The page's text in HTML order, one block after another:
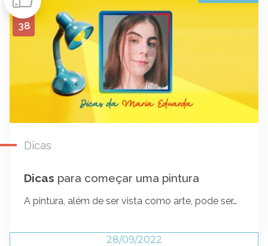
38
Dicas
Dicas para começar uma pintura
A pintura, além de ser vista como arte, pode ser…
28/09/2022